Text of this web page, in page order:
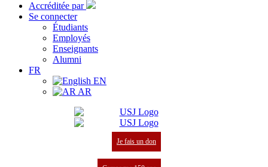
Accréditée par
Se connecter
Étudiants
Employés
Enseignants
Alumni
FR
EN
AR
Je fais un don